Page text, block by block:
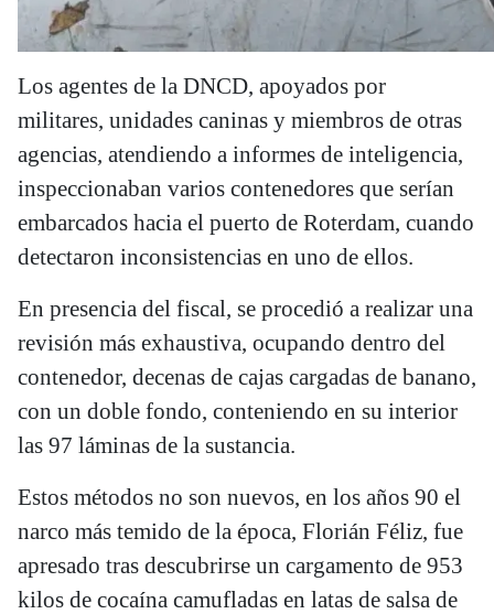
Los agentes de la DNCD, apoyados por
militares, unidades caninas y miembros de otras
agencias, atendiendo a informes de inteligencia,
inspeccionaban varios contenedores que serían
embarcados hacia el puerto de Roterdam, cuando
detectaron inconsistencias en uno de ellos.
En presencia del fiscal, se procedió a realizar una
revisión más exhaustiva, ocupando dentro del
contenedor, decenas de cajas cargadas de banano,
con un doble fondo, conteniendo en su interior
las 97 láminas de la sustancia.
Estos métodos no son nuevos, en los años 90 el
narco más temido de la época, Florián Féliz, fue
apresado tras descubrirse un cargamento de 953
kilos de cocaína camufladas en latas de salsa de